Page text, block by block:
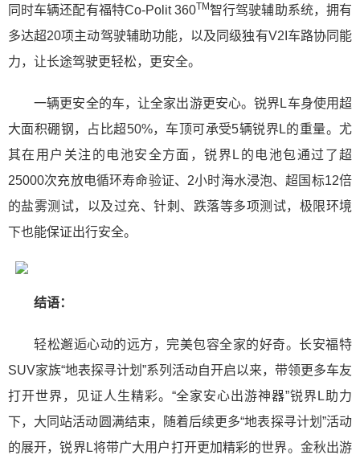
同时车辆还配有福特Co-Polit 360TM智行驾驶辅助系统，拥有
多达超20项主动驾驶辅助功能，以及同级独有V2I车路协同能
力，让长途驾驶更轻松，更安全。
一辆更安全的车，让全家出游更安心。锐界L车身使用超
大面积硼钢，占比超50%，车顶可承受5辆锐界L的重量。尤
其在用户关注的电池安全方面，锐界L的电池包通过了超
25000次充放电循环寿命验证、2小时海水浸泡、超国标12倍
的盐雾测试，以及过充、针刺、跌落等多项测试，极限环境
下也能保证出行安全。
结语：
轻松邂逅心动的远方，完美包容全家的好奇。长安福特
SUV家族“地表探寻计划”系列活动自开启以来，带领更多车友
打开世界，见证人生精彩。“全家安心出游神器”锐界L助力
下，大同站活动圆满结束，随着后续更多“地表探寻计划”活动
的展开，锐界L将带广大用户打开更加精彩的世界。金秋出游